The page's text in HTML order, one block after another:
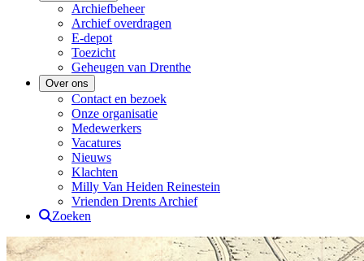
Archiefbeheer
Archief overdragen
E-depot
Toezicht
Geheugen van Drenthe
Over ons
Contact en bezoek
Onze organisatie
Medewerkers
Vacatures
Nieuws
Klachten
Milly Van Heiden Reinestein
Vrienden Drents Archief
Zoeken
Drents Archief